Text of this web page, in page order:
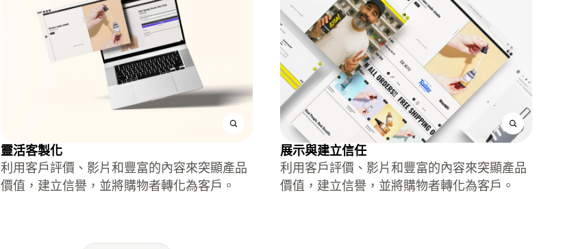
靈活客製化
利用客戶評價、影片和豐富的內容來突顯產品
價值，建立信譽，並將購物者轉化為客戶。
展示與建立信任
利用客戶評價、影片和豐富的內容來突顯產品
價值，建立信譽，並將購物者轉化為客戶。